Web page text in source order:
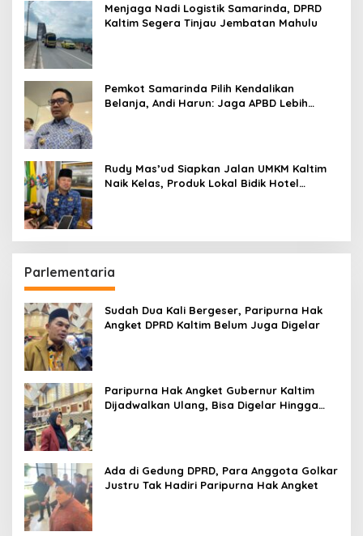
Menjaga Nadi Logistik Samarinda, DPRD
Kaltim Segera Tinjau Jembatan Mahulu
Pemkot Samarinda Pilih Kendalikan
Belanja, Andi Harun: Jaga APBD Lebih
Rudy Mas’ud Siapkan Jalan UMKM Kaltim
Naik Kelas, Produk Lokal Bidik Hotel
Parlementaria
Sudah Dua Kali Bergeser, Paripurna Hak
Angket DPRD Kaltim Belum Juga Digelar
Paripurna Hak Angket Gubernur Kaltim
Dijadwalkan Ulang, Bisa Digelar Hingga
Ada di Gedung DPRD, Para Anggota Golkar
Justru Tak Hadiri Paripurna Hak Angket